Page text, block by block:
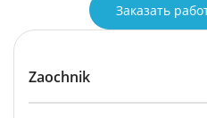
Заказать
Zaochnik